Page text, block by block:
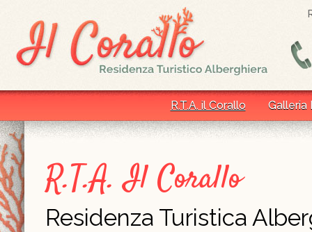
R.T.A. il Corallo Galleria
R.T.A. Il Corallo
Residenza Turistica